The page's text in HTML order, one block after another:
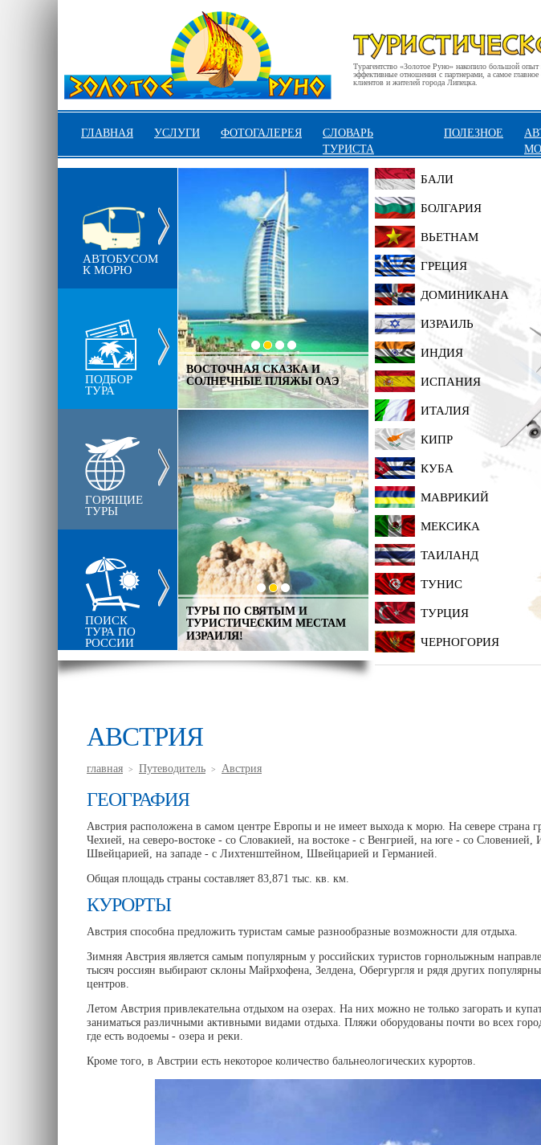
Турагентство «Золотое Руно» накопило большой опыт
эффективные отношения с партнерами, а самое главное
клиентов и жителей города Липецка.
ГЛАВНАЯ УСЛУГИ ФОТОГАЛЕРЕЯ
СЛОВАРЬ
ТУРИСТА
ПОЛЕЗНОЕ
АВТОБУСОМ
К МОРЮ
ПОДБОР
ТУРА
ГОРЯЩИЕ
ТУРЫ
ПОИСК
ТУРА ПО
РОССИИ
СКАЗКА И
ПЛЯЖЫ ОАЭ
В ЛИЦЕ ИТАЛИИ НЕИЗМЕННА
КЛАССИКА СТАРОГО СВЕТА
ЕВРОПЫ
КИТАЙ - СРАНА
И НОВЫХ ВОЗМОЖНОСТЕЙ
БЛИЗКАЯ ДОБРАЯ И
ТУРЦИЯ
ТУРЫ ПО СВЯТЫМ И
ТУРИСТИЧЕСКИМ МЕСТАМ
ИЗРАИЛЯ!
ИНДИЯ - ТАИНСТВЕННАЯ И
ДРУЖЕЛЮБНАЯ, СТРАНА
КРАСОК И ТАНЦА!
БАЛИ
БОЛГАРИЯ
ВЬЕТНАМ
ГРЕЦИЯ
ДОМИНИКАНА
ИЗРАИЛЬ
ИНДИЯ
ИСПАНИЯ
ИТАЛИЯ
КИПР
КУБА
МАВРИКИЙ
МЕКСИКА
ТАИЛАНД
ТУНИС
ТУРЦИЯ
ЧЕРНОГОРИЯ
АВСТРИЯ
главная > Путеводитель > Австрия
ГЕОГРАФИЯ
Австрия расположена в самом центре Европы и не имеет выхода к морю. На севере страна
Чехией, на северо-востоке - со Словакией, на востоке - с Венгрией, на юге - со Словенией,
Швейцарией, на западе - с Лихтенштейном, Швейцарией и Германией.
Общая площадь страны составляет 83,871 тыс. кв. км.
КУРОРТЫ
Австрия способна предложить туристам самые разнообразные возможности для отдыха.
Зимняя Австрия является самым популярным у российских туристов горнолыжным
тысяч россиян выбирают склоны Майрхофена, Зелдена, Обергургля и рядя других
центров.
Летом Австрия привлекательна отдыхом на озерах. На них можно не только загорать и
заниматься различными активными видами отдыха. Пляжи оборудованы почти во всех
где есть водоемы - озера и реки.
Кроме того, в Австрии есть некоторое количество бальнеологических курортов.